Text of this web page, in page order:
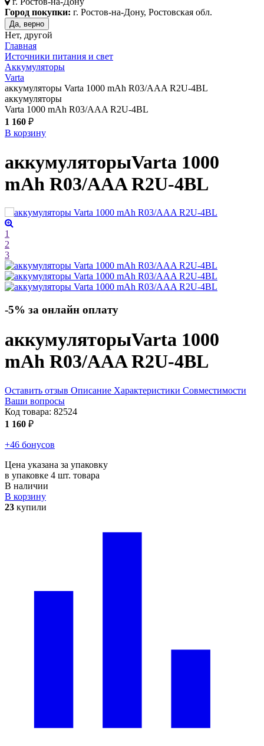
Город покупки: г. Ростов-на-Дону, Ростовская обл.
Да, верно
Нет, другой
Главная
Источники питания и свет
Аккумуляторы
Varta
аккумуляторы Varta 1000 mAh R03/AAA R2U-4BL
аккумуляторы
Varta 1000 mAh R03/AAA R2U-4BL
1 160 ₽
В корзину
аккумуляторыVarta 1000
mAh R03/AAA R2U-4BL
1
2
3
-5% за онлайн оплату
аккумуляторыVarta 1000
mAh R03/AAA R2U-4BL
Оставить отзыв Описание Характеристики Совместимости
Ваши вопросы
Код товара: 82524
1 160 ₽
+46 бонусов
Цена указана за упаковку
в упаковке 4 шт. товара
В наличии
В корзину
23 купили